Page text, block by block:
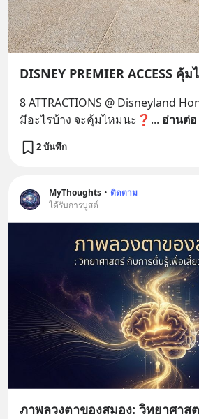
DISNEY PREMIER ACCESS คุ้ม
8 ATTRACTIONS @ Disneyland
มีอะไรบ้าง จะคุ้มไหมนะ❓️ ... อ่านต่อ
2 บันทึก
MyThoughts • ติดตาม
ได้รับการบูสต์
ภาพลวงตาของสมอง: วิทยาศาส